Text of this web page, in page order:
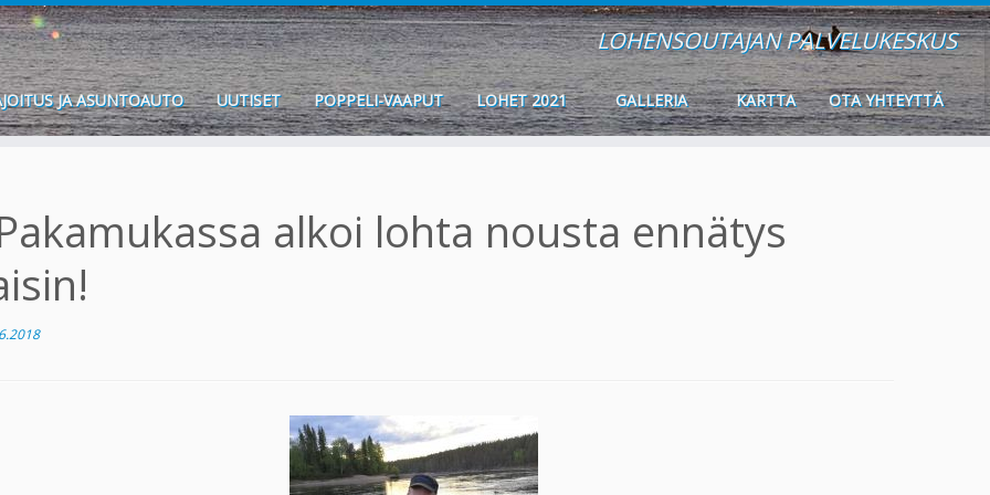
LOHENSOUTAJAN PALVELUKESKUS
JA ASUNTOAUTO UUTISET POPPELI-VAAPUT LOHET 2021 GALLERIA KARTTA OTA YHTEYTTÄ
alkoi lohta nousta ennätys